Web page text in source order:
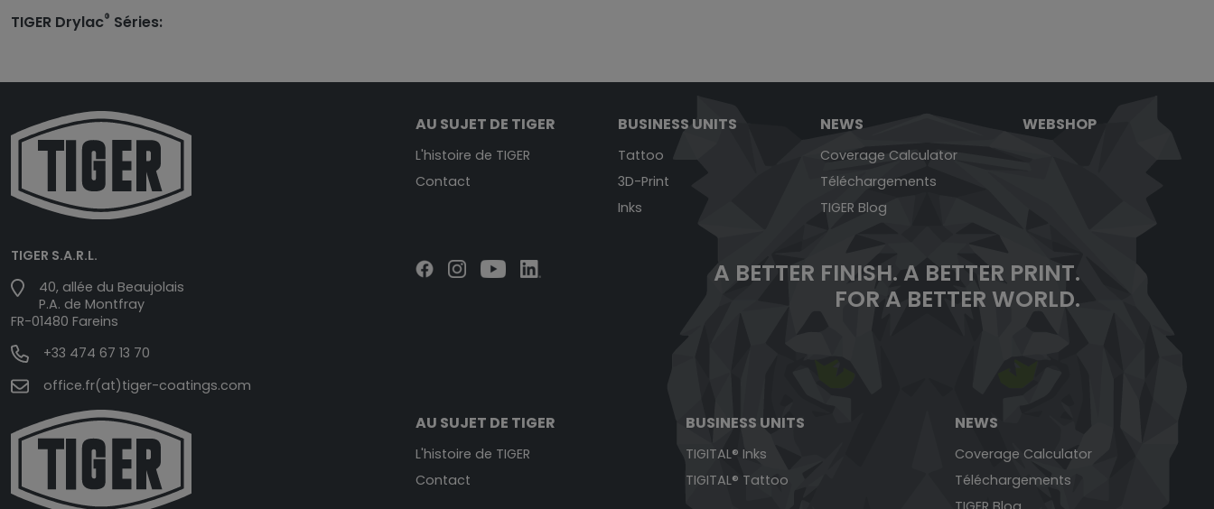
TIGER Drylac® Séries:
TIGER S.A.R.L.
40, allée du Beaujolais
P.A. de Montfray
FR-01480 Fareins
+33 474 67 13 70
office.fr(at)tiger-coatings.com
AU SUJET DE TIGER
L'histoire de TIGER
Contact
BUSINESS UNITS
Tattoo
3D-Print
Inks
NEWS
Coverage Calculator
Téléchargements
TIGER Blog
WEBSHOP
A BETTER FINISH. A BETTER PRINT.
FOR A BETTER WORLD.
AU SUJET DE TIGER
L'histoire de TIGER
Contact
BUSINESS UNITS
TIGITAL® Inks
TIGITAL® Tattoo
NEWS
Coverage Calculator
Téléchargements